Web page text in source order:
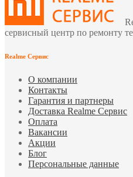
сервисный центр по ремонту
Realme Сервис
О компании
Контакты
Гарантия и партнеры
Доставка Realme Сервис
Оплата
Вакансии
Акции
Блог
Персональные данные